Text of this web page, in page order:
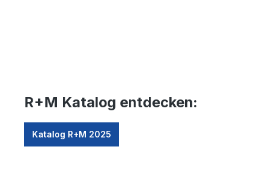
R+M Katalog entdecken:
Katalog R+M 2025